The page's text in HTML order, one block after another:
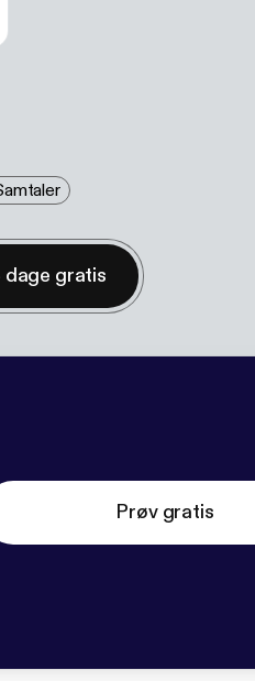
dage gratis
Prøv gratis